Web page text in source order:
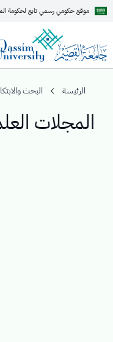
موقع حكومي رسمي تابع لحكومة
الرئيسة البحث
المجلات